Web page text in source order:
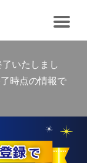
いたしまし
時点の情報で